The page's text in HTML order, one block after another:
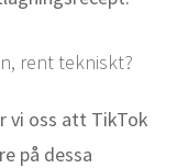
rent tekniskt?
vi oss att TikTok
på dessa